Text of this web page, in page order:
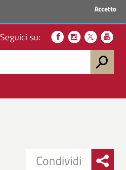
Accetto
Seguici su:
Condividi